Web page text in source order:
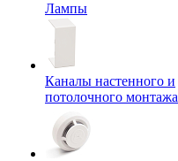
Лампы
Каналы настенного и
потолочного монтажа